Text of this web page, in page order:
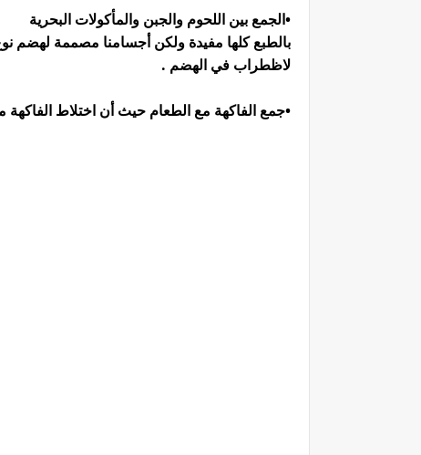
•الجمع بين اللحوم والجبن والمأكولات البحرية
بالطبع كلها مفيدة ولكن أجسامنا مصممة لهضم
لاظطراب في الهضم .
•جمع الفاكهة مع الطعام حيث أن اختلاط